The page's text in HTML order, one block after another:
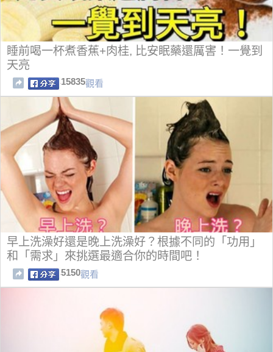
睡前喝一杯煮香蕉+肉桂, 比安眠藥還厲害！一覺到
天亮
15835觀看
早上洗澡好還是晚上洗澡好？根據不同的「功用」
和「需求」來挑選最適合你的時間吧！
5150觀看